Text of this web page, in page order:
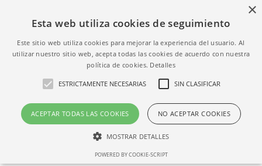
La Playa de Los Cancajos
acoge la XIII Travesía a nado
“Isla de La Palma”
El sábado 6 de junio a las 8 hs saldrá la prueba de 4
kms. de la XIII Travesía a Nado “Isla de La Palma”,
Esta web utiliza cookies de seguimiento
Este sitio web utiliza cookies para mejorar la experiencia del usuario. Al
utilizar nuestro sitio web, acepta todas las cookies de acuerdo con nuestra
política de cookies. Detalles
ESTRICTAMENTE NECESARIAS SIN CLASIFICAR
ACEPTAR TODAS LAS COOKIES NO ACEPTAR COOKIES
MOSTRAR DETALLES
POWERED BY COOKIE-SCRIPT
×